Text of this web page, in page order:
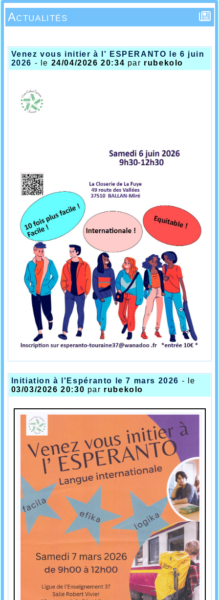
Actualités
Venez vous initier à l' ESPERANTO le 6 juin
2026 - le 24/04/2026 20:34 par rubekolo
Initiation à l'Espéranto le 7 mars 2026 - le
03/03/2026 20:30 par rubekolo